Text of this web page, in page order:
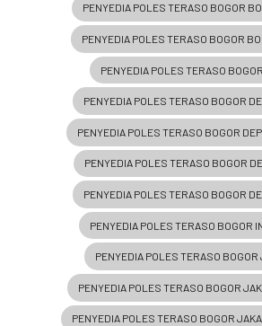
PENYEDIA POLES TERASO BOGOR
PENYEDIA POLES TERASO BOGOR
PENYEDIA POLES TERASO
PENYEDIA POLES TERASO BOGOR
PENYEDIA POLES TERASO BOGOR
PENYEDIA POLES TERASO BOGOR
PENYEDIA POLES TERASO BOGOR
PENYEDIA POLES TERASO BOGOR
PENYEDIA POLES TERASO BOGOR
PENYEDIA POLES TERASO BOGOR
PENYEDIA POLES TERASO BOGOR